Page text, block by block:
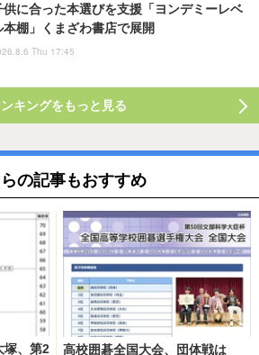
供に合った本選びを支援「ヨンデミーレベ
本棚」くまざわ書店で展開
Thu 17:45
キングをもっと見る
の記事もおすすめ
塚、第2
高校囲碁全国大会、団体戦は